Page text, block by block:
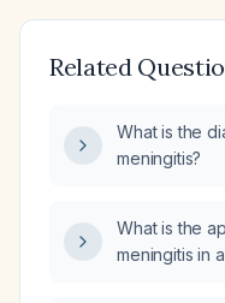
Related
What is the
meningitis?
What is the
meningitis in